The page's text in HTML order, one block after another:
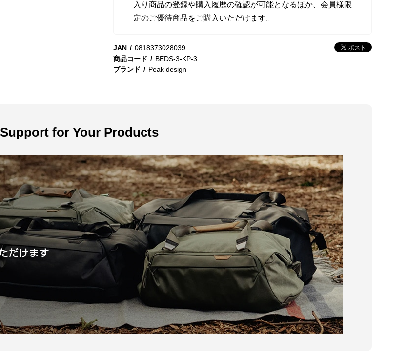
入り商品の登録や購入履歴の確認が可能となるほか、会員様限
定のご優待商品をご購入いただけます。
JAN
0818373028039
商品コード
BEDS-3-KP-3
ブランド
Peak design
Support for Your Products